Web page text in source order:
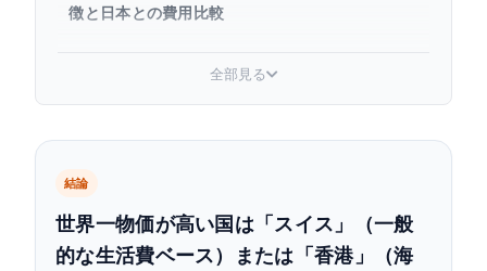
徴と日本との費用比較
日本の物価は世界何位？先進国比較でわかる実態
まとめ：世界一物価が高い国を押さえて賢く計画
全部見る
結論
世界一物価が高い国は「スイス」（一般
的な生活費ベース）または「香港」（海